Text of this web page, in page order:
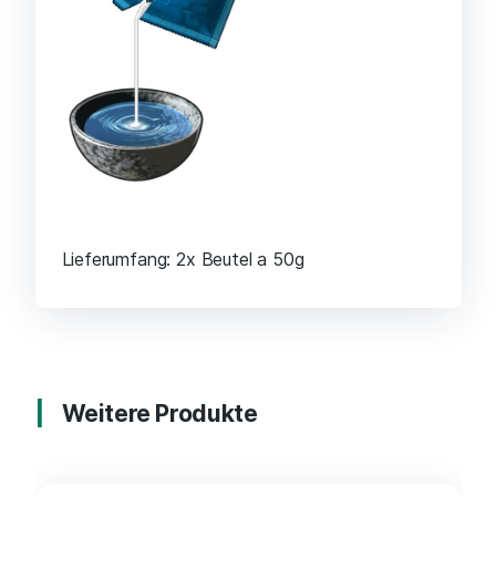
Lieferumfang: 2x Beutel a 50g
Weitere Produkte